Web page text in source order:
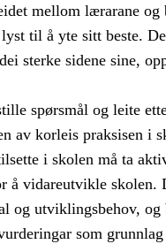
mellom lærarane
til å yte sitt beste.
sterke sidene sine,
spørsmål og leite
av korleis praksisen i
i skolen må ta
å vidareutvikle skolen.
og utviklingsbehov,
som